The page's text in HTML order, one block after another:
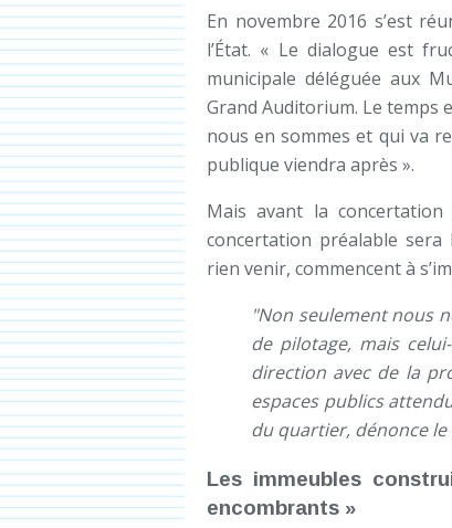
En novembre 2016 s’est
l’État. « Le dialogue est
municipale déléguée aux
Grand Auditorium. Le temps
nous en sommes et qui va
publique viendra après ».
Mais avant la
concertation préalable sera
rien venir, commencent à
"Non seulement nous
de pilotage, mais
direction avec de la
espaces publics
du quartier, dénonce
Les immeubles
encombrants »